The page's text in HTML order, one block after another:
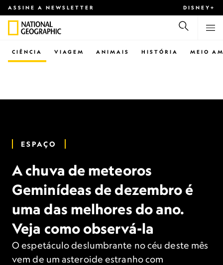
ASSINE A NEWSLETTER DISNEY+
CIÊNCIA VIAGEM ANIMAIS HISTÓRIA MEIO
ESPAÇO
A chuva de meteoros
Geminídeas de dezembro é
uma das melhores do ano.
Veja como observá-la
O espetáculo deslumbrante no céu deste mês
vem de um asteroide estranho com